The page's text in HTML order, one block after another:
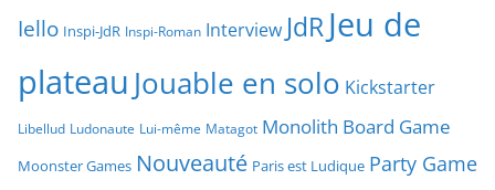
Iello Inspi-JdR Inspi-Roman Interview JdRJeu de
plateau Jouable en solo Kickstarter
Libellud Ludonaute Lui-même Matagot Monolith Board Game
Moonster Games Nouveauté Paris est Ludique Party Game